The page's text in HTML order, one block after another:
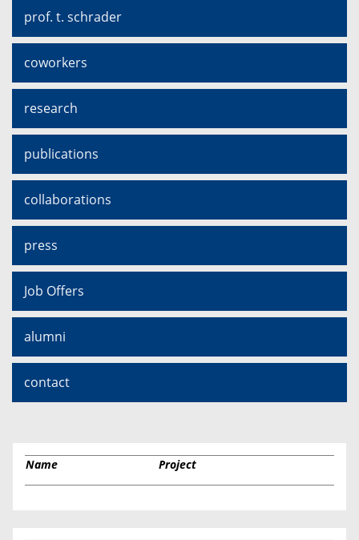
prof. t. schrader
coworkers
research
publications
collaborations
press
Job Offers
alumni
contact
Name Project